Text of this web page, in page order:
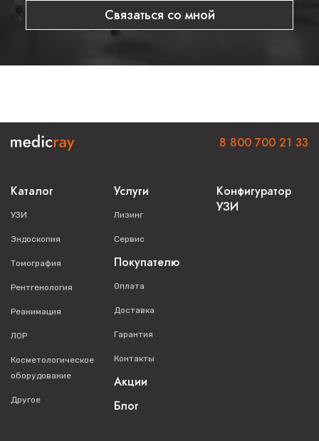
Позволяет врачам легко и удобно осматривать слуховой
проход во время процедуры;
Связаться со мной
Каталог
УЗИ
Эндоскопия
Томография
Рентгенология
Реанимация
ЛОР
Косметологическое
оборудование
Другое
Услуги
Лизинг
Сервис
Покупателю
Оплата
Доставка
Гарантия
Контакты
Акции
Блог
Конфигуратор
УЗИ
8 800 700 21 33